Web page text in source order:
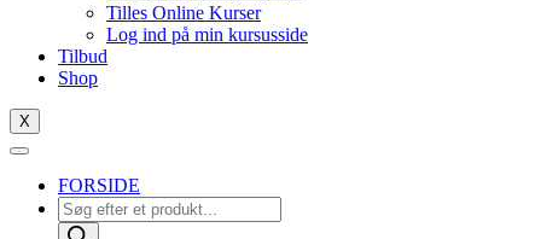
antal
Tilles Online Kurser
Log ind på min kursusside
Tilbud
Shop
X
FORSIDE
Products
search